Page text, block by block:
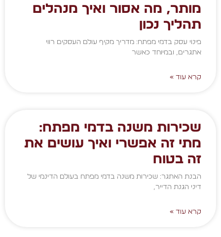
מותר, מה אסור ואיך מנהלים
תהליך נכון
פינוי עסק בדמי מפתח: מדריך מקיף עולם העסקים רווי
אתגרים, ובמיוחד כאשר
קרא עוד »
שכירות משנה בדמי מפתח:
מתי זה אפשרי ואיך עושים את
זה בטוח
הבנת האתגר: שכירות משנה בדמי מפתח בעולם הדינמי של
דיני הגנת הדייר,
קרא עוד »